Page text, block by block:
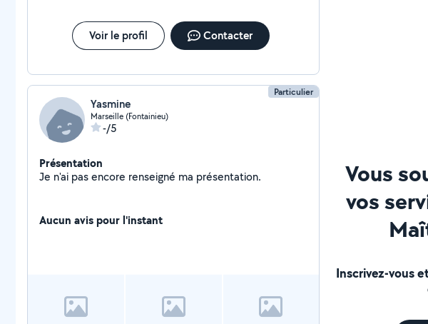
Voir le profil Contacter
Particulier
Yasmine
Marseille (Fontainieu)
-/5
Présentation
Je n'ai pas encore renseigné ma présentation.
Aucun avis pour l'instant
Vous
vos
Inscrivez-vous